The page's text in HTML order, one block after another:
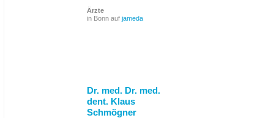
Ärzte
in Bonn auf jameda
Dr. med. Dr. med.
dent. Klaus
Schmögner